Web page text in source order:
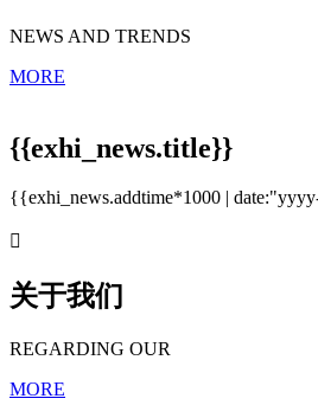
NEWS AND TRENDS
MORE
{{exhi_news.title}}
{{exhi_news.addtime*1000 |

关于我们
REGARDING OUR
MORE